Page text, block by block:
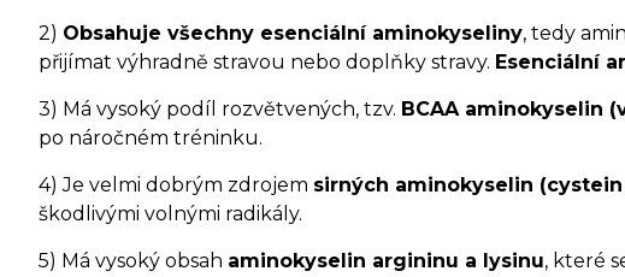
2) Obsahuje všechny esenciální aminokyseliny, tedy
přijímat výhradně stravou nebo doplňky stravy. Esenciální
3) Má vysoký podíl rozvětvených, tzv. BCAA aminokyselin
po náročném tréninku.
4) Je velmi dobrým zdrojem sirných aminokyselin
škodlivými volnými radikály.
5) Má vysoký obsah aminokyselin argininu a lysinu, které